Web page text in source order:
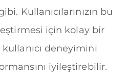
Kullanıcılarınızın bu
için kolay bir
deneyimini
iyileştirebilir.